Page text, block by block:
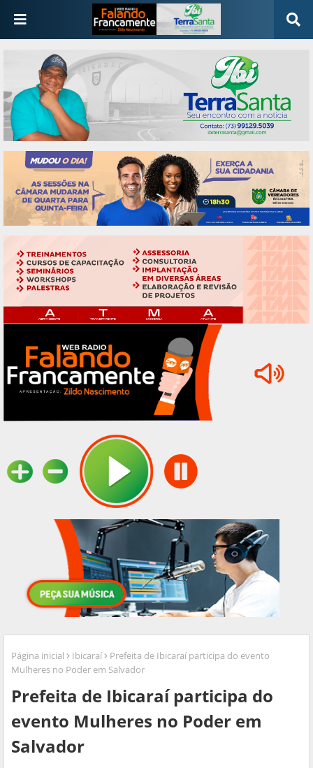
Página inicial Ibicaraí
Prefeita de Ibicaraí participa do evento
Mulheres no Poder em Salvador
Prefeita de Ibicaraí participa do
evento Mulheres no Poder em
Salvador